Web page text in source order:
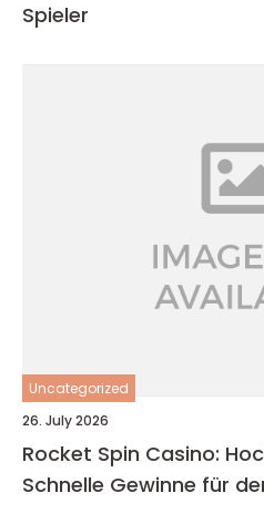
Spieler
Uncategorized
26. July 2026
Rocket Spin Casino:
Schnelle Gewinne für